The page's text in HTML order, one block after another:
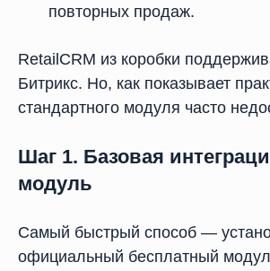
повторных продаж.
RetailCRM из коробки
Битрикс. Но, как показывает
стандартного модуля часто
Шаг 1. Базовая
модуль
Самый быстрый способ —
официальный бесплатный